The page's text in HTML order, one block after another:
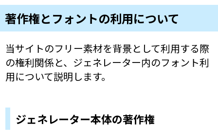
著作権とフォントの利用について
当サイトのフリー素材を背景として利用する際
の権利関係と、ジェネレーター内のフォント利
用について説明します。
ジェネレーター本体の著作権